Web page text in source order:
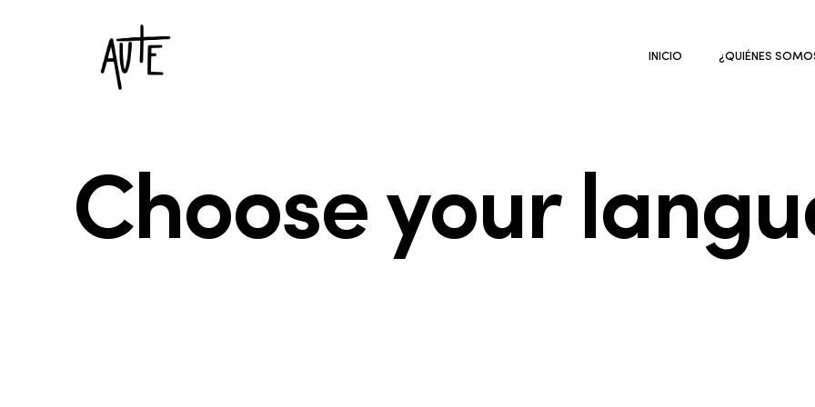
INICIO ¿QUIÉNES
Choose your